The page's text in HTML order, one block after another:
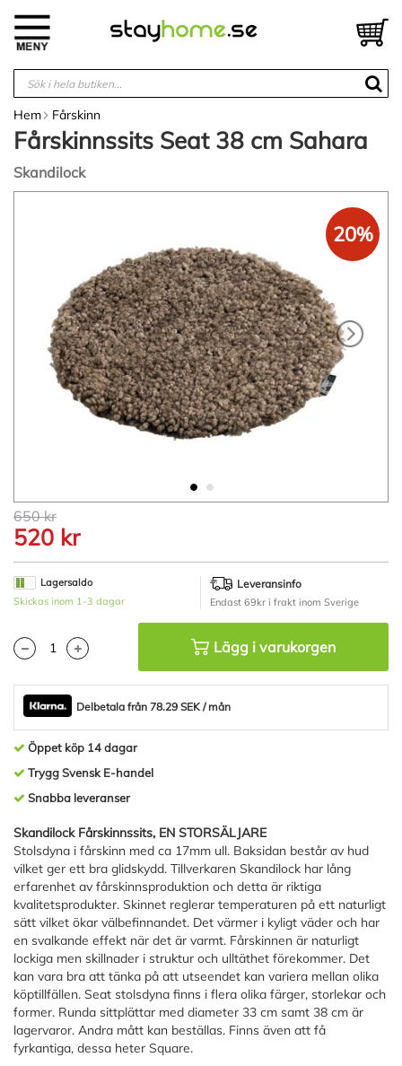
innehållet
Hem Fårskinn
Fårskinnssits Seat 38 cm Sahara
Skandilock
Hoppa
till
början
av
bildgalleriet
20%
650 kr
520 kr
Lagersaldo
Skickas inom 1-3 dagar
Leveransinfo
Endast 69kr i frakt inom Sverige
Lägg i varukorgen
Delbetala från 78.29 SEK / mån
Öppet köp 14 dagar
Trygg Svensk E-handel
Snabba leveranser
Skandilock Fårskinnssits, EN STORSÄLJARE
Stolsdyna i fårskinn med ca 17mm ull. Baksidan består av hud
vilket ger ett bra glidskydd. Tillverkaren Skandilock har lång
erfarenhet av fårskinnsproduktion och detta är riktiga
kvalitetsprodukter. Skinnet reglerar temperaturen på ett naturligt
sätt vilket ökar välbefinnandet. Det värmer i kyligt väder och har
en svalkande effekt när det är varmt. Fårskinnen är naturligt
lockiga men skillnader i struktur och ulltäthet förekommer. Det
kan vara bra att tänka på att utseendet kan variera mellan olika
köptillfällen. Seat stolsdyna finns i flera olika färger, storlekar och
former. Runda sittplättar med diameter 33 cm samt 38 cm är
lagervaror. Andra mått kan beställas. Finns även att få
fyrkantiga, dessa heter Square.